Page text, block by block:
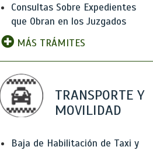
Consultas Sobre Expedientes
que Obran en los Juzgados
MÁS TRÁMITES
TRANSPORTE Y
MOVILIDAD
Baja de Habilitación de Taxi y